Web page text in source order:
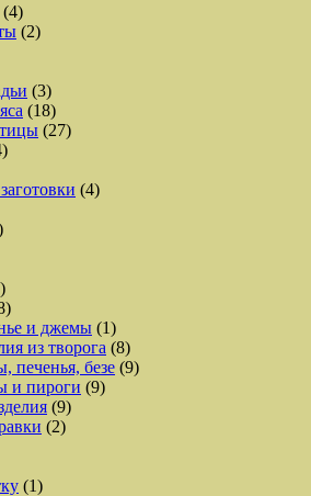
(4)
(2)
(3)
(18)
(27)
(4)
и джемы (1)
из творога (8)
печенья, безе (9)
и пироги (9)
(9)
(2)
(1)